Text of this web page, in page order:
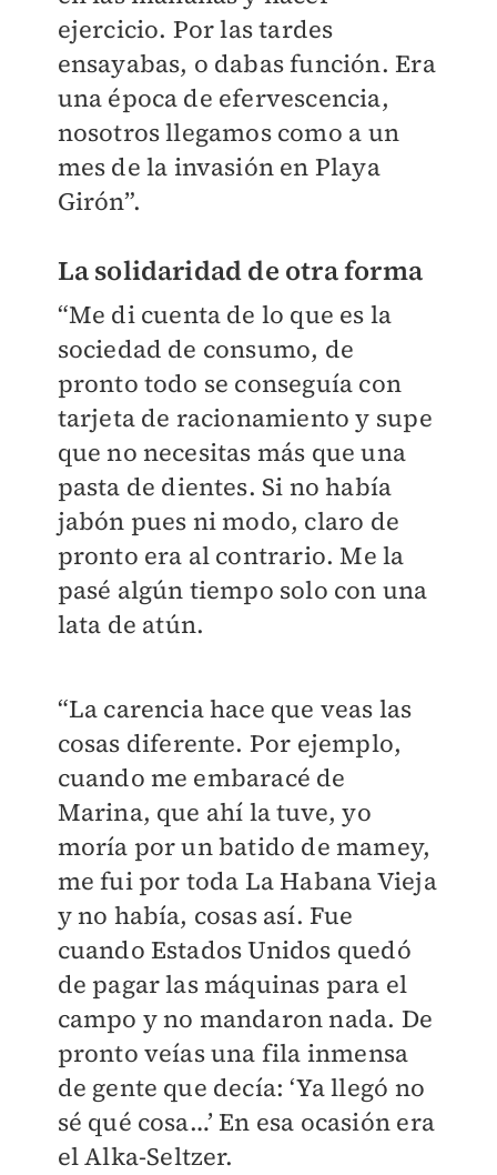
ejercicio. Por las tardes
ensayabas, o dabas función. Era
una época de efervescencia,
nosotros llegamos como a un
mes de la invasión en Playa
Girón”.
La solidaridad de otra forma
“Me di cuenta de lo que es la
sociedad de consumo, de
pronto todo se conseguía con
tarjeta de racionamiento y supe
que no necesitas más que una
pasta de dientes. Si no había
jabón pues ni modo, claro de
pronto era al contrario. Me la
pasé algún tiempo solo con una
lata de atún.
“La carencia hace que veas las
cosas diferente. Por ejemplo,
cuando me embaracé de
Marina, que ahí la tuve, yo
moría por un batido de mamey,
me fui por toda La Habana Vieja
y no había, cosas así. Fue
cuando Estados Unidos quedó
de pagar las máquinas para el
campo y no mandaron nada. De
pronto veías una fila inmensa
de gente que decía: ‘Ya llegó no
sé qué cosa…’ En esa ocasión era
el Alka-Seltzer.